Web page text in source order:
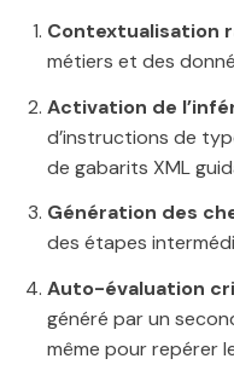
Contextualisation
métiers et des
Activation de
d’instructions de
de gabarits XML
Génération des
des étapes
Auto-évaluation
généré par un
même pour repérer